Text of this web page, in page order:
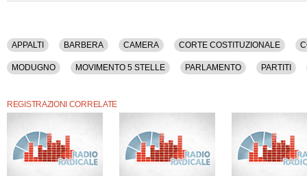
APPALTI BARBERA CAMERA CORTE COSTITUZIONALE
MODUGNO MOVIMENTO 5 STELLE PARLAMENTO PARTITI
REGISTRAZIONI CORRELATE